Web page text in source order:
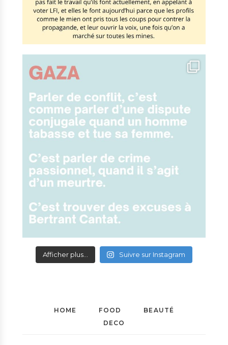
Afficher plus... Suivre sur Instagram
HOME FOOD
BEAUTÉ
DECO